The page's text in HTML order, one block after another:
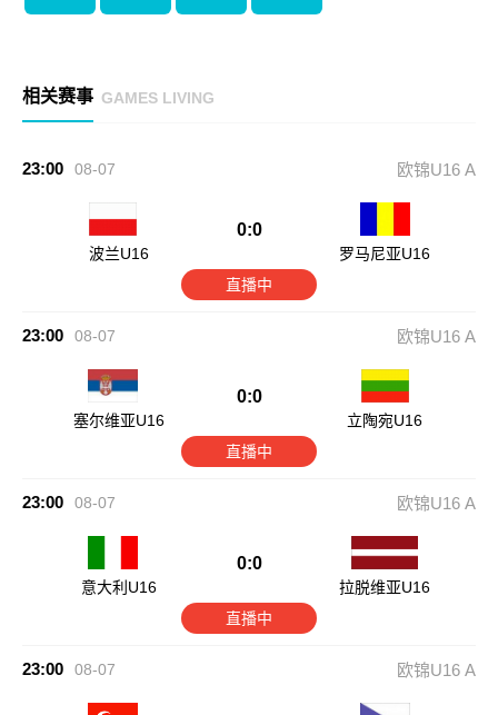
相关赛事 GAMES LIVING
23:00 08-07 欧锦U16 A
波兰U16
0:0
罗马尼亚U16
直播中
23:00 08-07 欧锦U16 A
塞尔维亚U16
0:0
立陶宛U16
直播中
23:00 08-07 欧锦U16 A
意大利U16
0:0
拉脱维亚U16
直播中
23:00 08-07 欧锦U16 A